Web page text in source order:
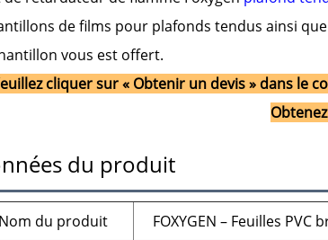
de films pour plafonds tendus ainsi
vous est offert.
cliquer sur « Obtenir un devis » dans
du produit
du produit
FOXYGEN – Feuilles